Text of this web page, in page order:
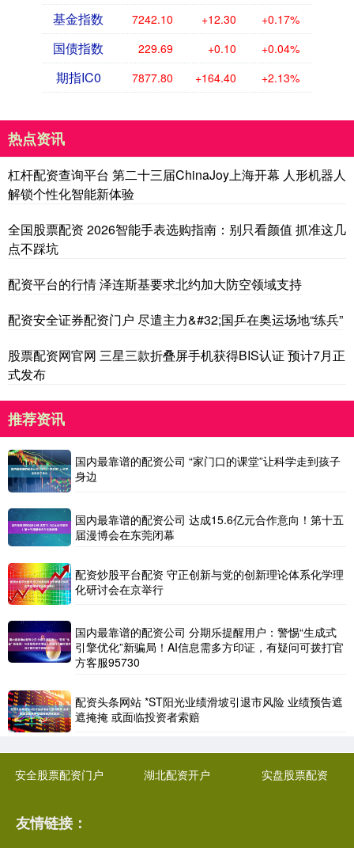
基金指数 7242.10 +12.30 +0.17%
国债指数 229.69 +0.10 +0.04%
期指IC0 7877.80 +164.40 +2.13%
热点资讯
杠杆配资查询平台 第二十三届ChinaJoy上海开幕 人形机器人
解锁个性化智能新体验
全国股票配资 2026智能手表选购指南：别只看颜值 抓准这几
点不踩坑
配资平台的行情 泽连斯基要求北约加大防空领域支持
配资安全证券配资门户 尽遣主力&#32;国乒在奥运场地“练兵”
股票配资网官网 三星三款折叠屏手机获得BIS认证 预计7月正
式发布
推荐资讯
国内最靠谱的配资公司 “家门口的课堂”让科学走到孩子
身边
国内最靠谱的配资公司 达成15.6亿元合作意向！第十五
届漫博会在东莞闭幕
配资炒股平台配资 守正创新与党的创新理论体系化学理
化研讨会在京举行
国内最靠谱的配资公司 分期乐提醒用户：警惕“生成式
引擎优化”新骗局！AI信息需多方印证，有疑问可拨打官
方客服95730
配资头条网站 *ST阳光业绩滑坡引退市风险 业绩预告遮
遮掩掩 或面临投资者索赔
安全股票配资门户 湖北配资开户 实盘股票配资
友情链接：